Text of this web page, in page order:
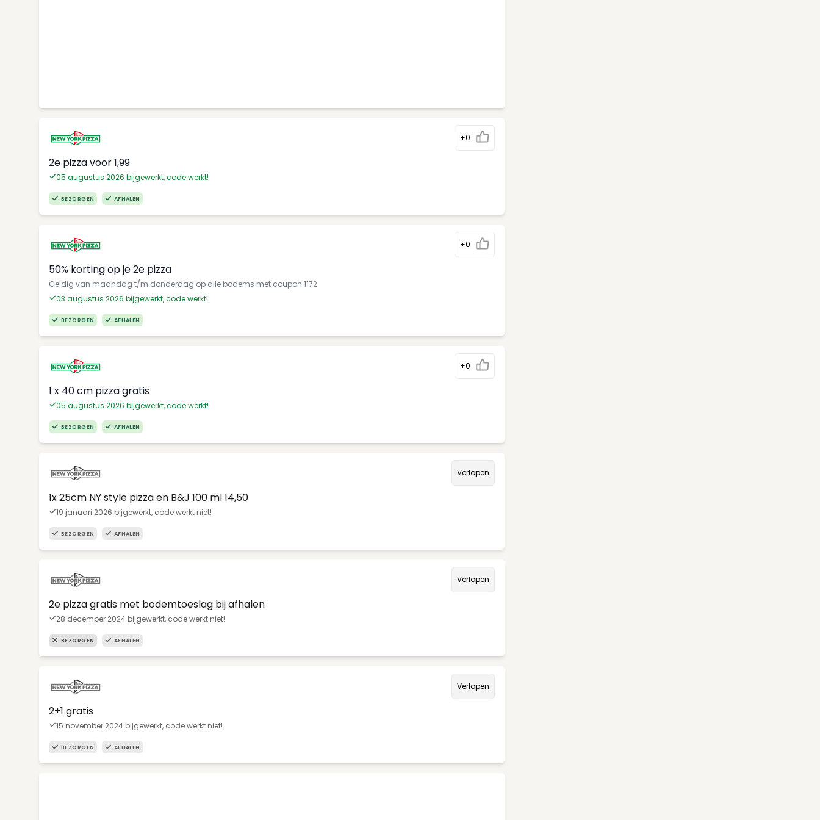
+0
2e pizza voor 1,99
05 augustus 2026 bijgewerkt, code werkt!
BEZORGEN AFHALEN
+0
50% korting op je 2e pizza
Geldig van maandag t/m donderdag op alle bodems met coupon 1172
03 augustus 2026 bijgewerkt, code werkt!
BEZORGEN AFHALEN
+0
1 x 40 cm pizza gratis
05 augustus 2026 bijgewerkt, code werkt!
BEZORGEN AFHALEN
Verlopen
1x 25cm NY style pizza en B&J 100 ml 14,50
19 januari 2026 bijgewerkt, code werkt niet!
BEZORGEN AFHALEN
Verlopen
2e pizza gratis met bodemtoeslag bij afhalen
28 december 2024 bijgewerkt, code werkt niet!
BEZORGEN AFHALEN
Verlopen
2+1 gratis
15 november 2024 bijgewerkt, code werkt niet!
BEZORGEN AFHALEN